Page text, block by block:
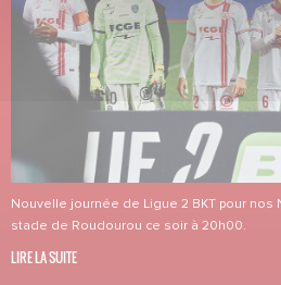
Nouvelle journée de Ligue 2 BKT pour nos
stade de Roudourou ce soir à 20h00.
LIRE LA SUITE